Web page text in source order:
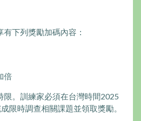
下列獎勵加碼內容：
倍
限。訓練家必須在台灣時間2025
限時調查相關課題並領取獎勵。